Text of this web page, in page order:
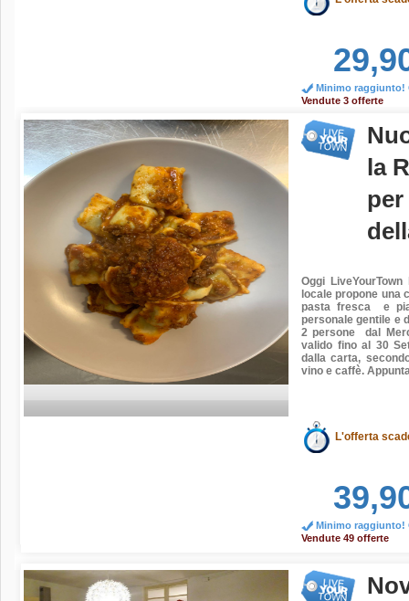
Minimo raggiunto!
Vendute 3 offerte
la
Oggi
locale propone una
pasta fresca e
personale gentile e
2 persone dal
valido fino al 30
dalla carta,
vino e caffè.
L'offerta
Minimo raggiunto!
Vendute 49 offerte